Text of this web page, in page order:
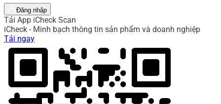
Đăng nhập
Tải App iCheck Scan
iCheck - Minh bạch thông tin sản phẩm và doanh nghiệp
Tải ngay